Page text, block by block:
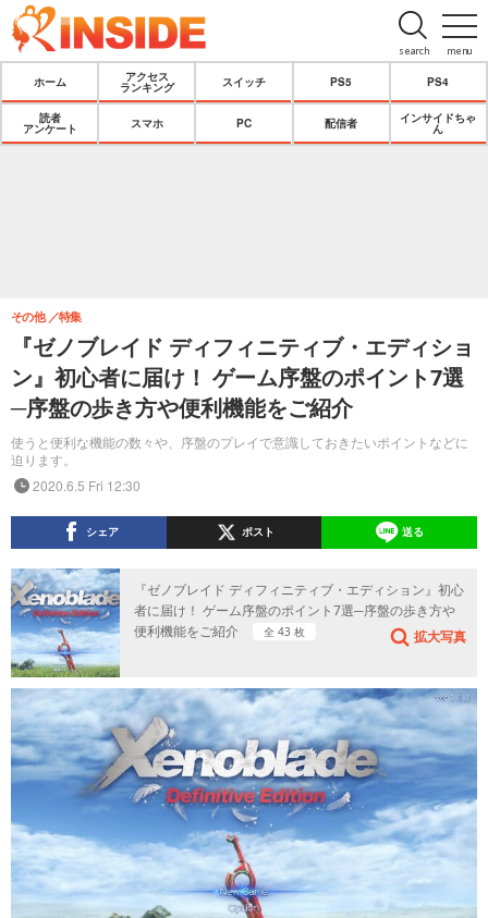
menu
search
ホーム
アクセス
ランキング
スイッチ PS5 PS4
読者
アンケート
スマホ PC 配信者
インサイドちゃ
ん
『ゼノブレイド ディフィニティブ・エディショ
ン』初心者に届け！ ゲーム序盤のポイント7選
─序盤の歩き方や便利機能をご紹介
使うと便利な機能の数々や、序盤のプレイで意識しておきたいポイントなどに
迫ります。
その他 特集
2020.6.5 Fri 12:30
シェア ポスト 送る
『ゼノブレイド ディフィニティブ・エディション』初心
者に届け！ ゲーム序盤のポイント7選─序盤の歩き方や
便利機能をご紹介
全 43 枚 拡大写真